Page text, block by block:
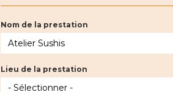
Nom de la prestation
Lieu de la prestation